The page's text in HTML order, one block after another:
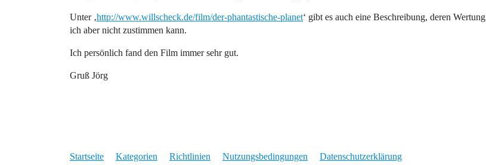
Unter ‚http://www.willscheck.de/film/der-phantastische-planet‘ gibt es auch eine Beschreibung, deren Wertung
ich aber nicht zustimmen kann.
Ich persönlich fand den Film immer sehr gut.
Gruß Jörg
Startseite Kategorien Richtlinien Nutzungsbedingungen Datenschutzerklärung